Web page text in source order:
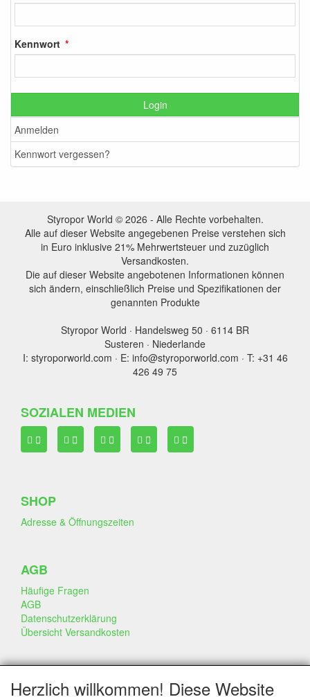
Kennwort
Login
Anmelden
Kennwort vergessen?
Styropor World © 2026 - Alle Rechte vorbehalten.
Alle auf dieser Website angegebenen Preise verstehen sich
in Euro inklusive 21% Mehrwertsteuer und zuzüglich
Versandkosten.
Die auf dieser Website angebotenen Informationen können
sich ändern, einschließlich Preise und Spezifikationen der
genannten Produkte
Styropor World · Handelsweg 50 · 6114 BR
Susteren · Niederlande
I: styroporworld.com · E: info@styroporworld.com · T: +31 46
426 49 75
SOZIALEN MEDIEN
SHOP
Adresse & Öffnungszeiten
AGB
Häufige Fragen
AGB
Datenschutzerklärung
Übersicht Versandkosten
GESCHÄFT & INFO
Herzlich willkommen! Diese Website